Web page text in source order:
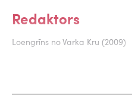
Redaktors
Loengrīns no Varka Kru (2009)